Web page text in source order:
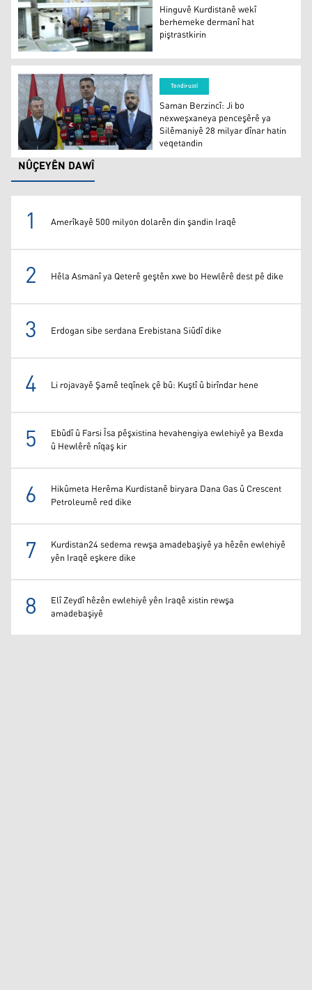
Hinguvê Kurdistanê wekî berhemeke dermanî hat
Hinguvê Kurdistanê wekî
berhemeke dermanî hat
piştrastkirin
Saman Berzincî: Ji bo nexweşxaneya penceşêrê ya
Tendirustî
Saman Berzincî: Ji bo
nexweşxaneya penceşêrê ya
Silêmaniyê 28 milyar dînar hatin
veqetandin
NÛÇEYÊN DAWÎ
1 Amerîkayê 500 milyon dolarên din şandin Iraqê
2 Hêla Asmanî ya Qeterê geştên xwe bo Hewlêrê dest pê dike
3 Erdogan sibe serdana Erebistana Siûdî dike
4 Li rojavayê Şamê teqînek çê bû: Kuştî û birîndar hene
5 Ebûdî û Farsi Îsa pêşxistina hevahengiya ewlehiyê ya Bexda
û Hewlêrê nîqaş kir
6 Hikûmeta Herêma Kurdistanê biryara Dana Gas û Crescent
Petroleumê red dike
7 Kurdistan24 sedema rewşa amadebaşiyê ya hêzên ewlehiyê
yên Iraqê eşkere dike
8 Elî Zeydî hêzên ewlehiyê yên Iraqê xistin rewşa
amadebaşiyê